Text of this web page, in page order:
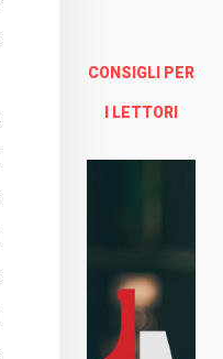
CONSIGLI PER
I LETTORI
nze
Enoteca Online e al dettaglio